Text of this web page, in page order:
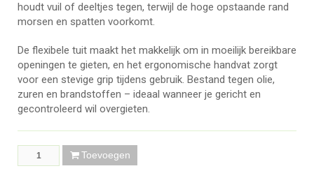
houdt vuil of deeltjes tegen, terwijl de hoge opstaande rand
morsen en spatten voorkomt.
De flexibele tuit maakt het makkelijk om in moeilijk bereikbare
openingen te gieten, en het ergonomische handvat zorgt
voor een stevige grip tijdens gebruik. Bestand tegen olie,
zuren en brandstoffen – ideaal wanneer je gericht en
gecontroleerd wil overgieten.
Toevoegen